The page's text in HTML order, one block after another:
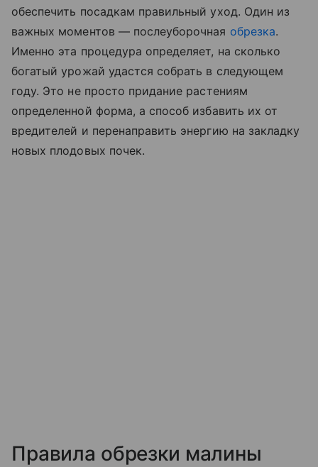
обеспечить посадкам правильный уход. Один из
важных моментов — послеуборочная обрезка.
Именно эта процедура определяет, на сколько
богатый урожай удастся собрать в следующем
году. Это не просто придание растениям
определенной форма, а способ избавить их от
вредителей и перенаправить энергию на закладку
новых плодовых почек.
Правила обрезки малины